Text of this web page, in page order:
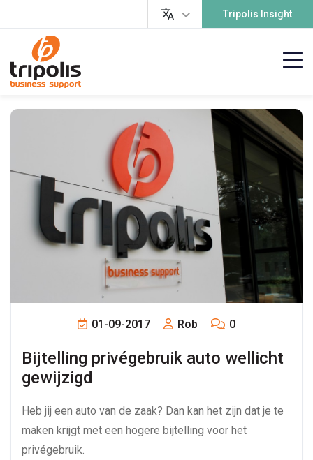
Tripolis Insight
01-09-2017 Rob 0
Bijtelling privégebruik auto wellicht
gewijzigd
Heb jij een auto van de zaak? Dan kan het zijn dat je te
maken krijgt met een hogere bijtelling voor het
privégebruik.